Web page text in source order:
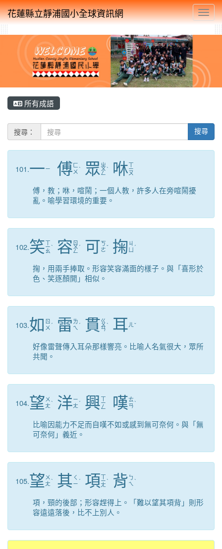
花蓮縣立靜浦國小全球資訊網
所有成語
搜尋： 搜尋
101.一ㄧ 傅 ㄈ
ㄨ ˋ 眾 ㄓ
ㄨ
ㄥ
ˋ 咻ㄒ
ㄧ
ㄡ
傅，教；咻，喧鬧；一個人教，許多人在旁喧鬧擾
亂。喻學習環境的重要。
102.笑ㄒ
ㄧ
ㄠ
ˋ 容 ㄖ
ㄨ
ㄥ
ˊ 可ㄎ
ㄜˇ 掬 ㄐ
ˊ
掬，用兩手捧取。形容笑容滿面的樣子。與「喜形於
色、笑逐顏開」相似。
103.如 ㄖ
ㄨ ˊ 雷 ㄌ
ㄟ ˊ 貫ㄍ
ㄨ
ㄢ
ˋ 耳 ㄦ ˇ
好像雷聲傳入耳朵那樣響亮。比喻人名氣很大，眾所
共聞。
104.望 ㄨ
ㄤˋ 洋ㄧ
ㄤ ˊ 興ㄒ
ㄧ
ㄥ 嘆ㄊ
ㄢˋ
比喻因能力不足而自嘆不如或感到無可奈何。與「無
可奈何」義近。
105.望 ㄨ
ㄤˋ 其 ㄑ
ㄧ ˊ 項 ㄒ
ㄧ
ㄤ
ˋ 背 ㄅ
ㄟ ˋ
項，頸的後部；形容趕得上。「難以望其項背」則形
容遠遠落後，比不上別人。